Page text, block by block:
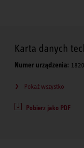
Karta danych
Numer urządzenia:
Pokaż wszystko
Pobierz jako PDF